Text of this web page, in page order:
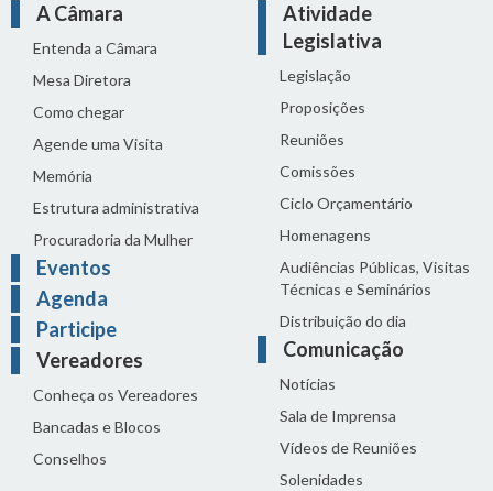
A Câmara
Entenda a Câmara
Mesa Diretora
Como chegar
Agende uma Visita
Memória
Estrutura administrativa
Procuradoria da Mulher
Eventos
Agenda
Participe
Vereadores
Conheça os Vereadores
Bancadas e Blocos
Conselhos
Atividade
Legislativa
Legislação
Proposições
Reuniões
Comissões
Ciclo Orçamentário
Homenagens
Audiências Públicas, Visitas
Técnicas e Seminários
Distribuição do dia
Comunicação
Notícias
Sala de Imprensa
Vídeos de Reuniões
Solenidades